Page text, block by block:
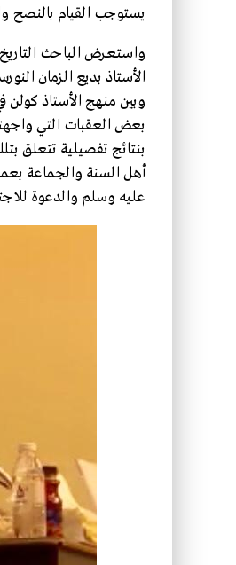
يستوجب القيام بالنصح
واستعرض الباحث التاريخ
الأستاذ بديع الزمان
وبين منهج الأستاذ
بعض العقبات التي
بنتائج تفصيلية تتعلق
أهل السنة والجماعة
عليه وسلم والدعوة